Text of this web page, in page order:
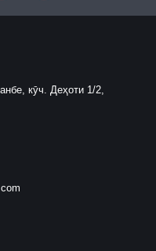
кӯч. Деҳоти 1/2,